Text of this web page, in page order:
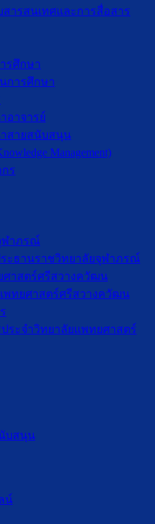
ารสนเทศและการสื่อสาร
รศึกษา
การศึกษา
อาจารย์
สายสนับสนุน
Management)
ร
ฬาภรณ์
ะธานราชวิทยาลัยจุฬาภรณ์
ศาสตร์ศรีสวางควัฒน
พทยศาสตร์ศรีสวางควัฒน
ระจำวิทยาลัยแพทยศาสตร์
บสนุน
น์